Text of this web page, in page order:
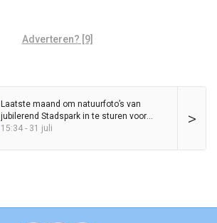
Adverteren? [9]
>
Laatste maand om natuurfoto’s van
jubilerend Stadspark in te sturen voor
wedstrijd
15:34 - 31 juli